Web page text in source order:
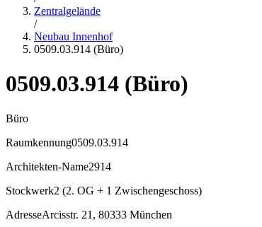
Zentralgelände
/
Neubau Innenhof
0509.03.914 (Büro)
0509.03.914 (Büro)
Büro
Raumkennung0509.03.914
Architekten-Name2914
Stockwerk2 (2. OG + 1 Zwischengeschoss)
AdresseArcisstr. 21, 80333 München